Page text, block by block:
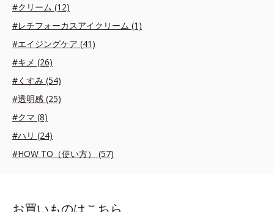
#クリーム (12)
#レチフォーカスアイクリーム (1)
#エイジングケア (41)
#キメ (26)
#くすみ (54)
#透明感 (25)
#クマ (8)
#ハリ (24)
#HOW TO（使い方） (57)
お買いものはこちら